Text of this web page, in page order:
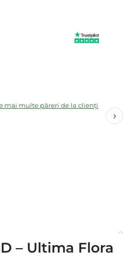
mai multe păreri de la clienți
›
– Ultima Flora